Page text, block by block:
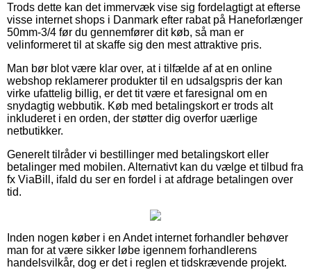
Trods dette kan det immervæk vise sig fordelagtigt at efterse
visse internet shops i Danmark efter rabat på Haneforlænger
50mm-3/4 før du gennemfører dit køb, så man er
velinformeret til at skaffe sig den mest attraktive pris.
Man bør blot være klar over, at i tilfælde af at en online
webshop reklamerer produkter til en udsalgspris der kan
virke ufattelig billig, er det tit være et faresignal om en
snydagtig webbutik. Køb med betalingskort er trods alt
inkluderet i en orden, der støtter dig overfor uærlige
netbutikker.
Generelt tilråder vi bestillinger med betalingskort eller
betalinger med mobilen. Alternativt kan du vælge et tilbud fra
fx ViaBill, ifald du ser en fordel i at afdrage betalingen over
tid.
Inden nogen køber i en Andet internet forhandler behøver
man for at være sikker løbe igennem forhandlerens
handelsvilkår, dog er det i reglen et tidskrævende projekt.